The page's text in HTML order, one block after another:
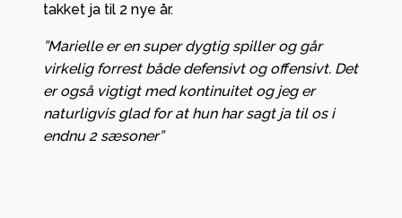
takket ja til 2 nye år.
”Marielle er en super dygtig spiller og går
virkelig forrest både defensivt og offensivt. Det
er også vigtigt med kontinuitet og jeg er
naturligvis glad for at hun har sagt ja til os i
endnu 2 sæsoner”